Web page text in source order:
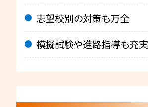
志望校別の対策も万全
模擬試験や進路指導も充実